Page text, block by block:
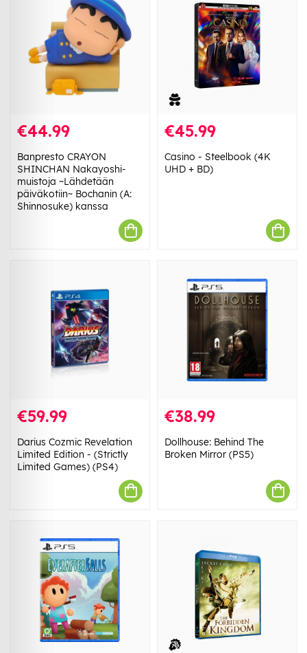
€44.99
Banpresto CRAYON
SHINCHAN Nakayoshi-
muistoja ~Lähdetään
päiväkotiin~ Bochanin (A:
Shinnosuke) kanssa
€45.99
Casino - Steelbook (4K
UHD + BD)
€59.99
Darius Cozmic Revelation
Limited Edition - (Strictly
Limited Games) (PS4)
€38.99
Dollhouse: Behind The
Broken Mirror (PS5)